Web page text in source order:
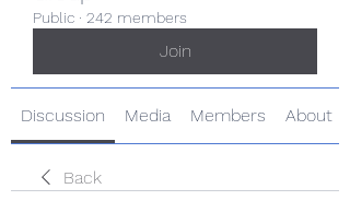
Public · 242 members
Join
Discussion Media Members About
Back